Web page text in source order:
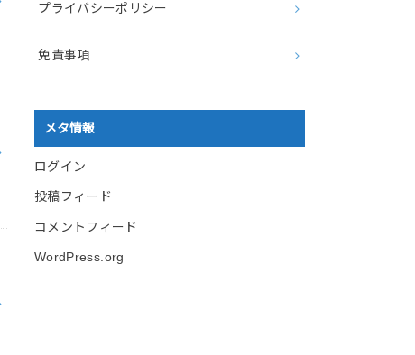
プライバシーポリシー
免責事項
メタ情報
ログイン
投稿フィード
コメントフィード
WordPress.org